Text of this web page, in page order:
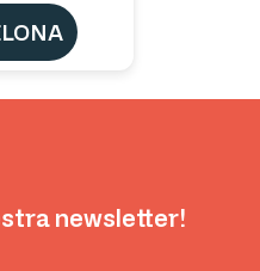
newsletter!